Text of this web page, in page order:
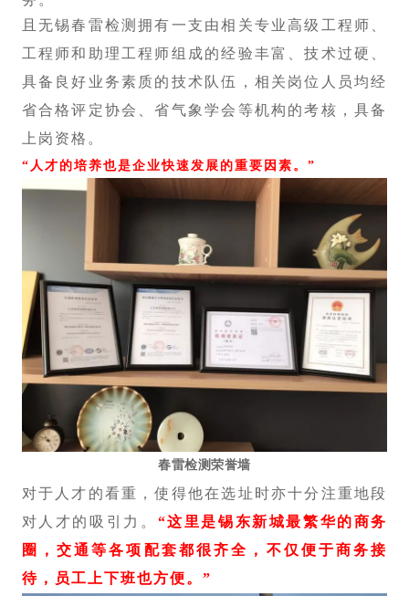
且无锡春雷检测拥有一支由相关专业高级工程师、
工程师和助理工程师组成的经验丰富、技术过硬、
具备良好业务素质的技术队伍，相关岗位人员均经
省合格评定协会、省气象学会等机构的考核，具备
上岗资格。
“人才的培养也是企业快速发展的重要因素。”
春雷检测荣誉墙
对于人才的看重，使得他在选址时亦十分注重地段
对人才的吸引力。 “这里是锡东新城最繁华的商务
圈，交通等各项配套都很齐全，不仅便于商务接
待，员工上下班也方便。”